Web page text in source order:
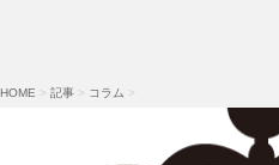
HOME > 記事 > コラム >